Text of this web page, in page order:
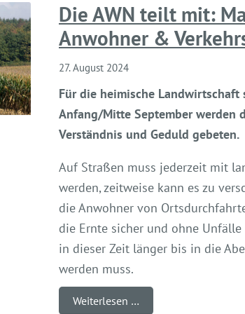
Die AWN teilt mit:
Anwohner &
27. August 2024
Für die heimische
Anfang/Mitte September werden
Verständnis und Geduld gebeten.
Auf Straßen muss jederzeit mit
werden, zeitweise kann es zu
die Anwohner von
die Ernte sicher und ohne Unfälle
in dieser Zeit länger bis in die
werden muss.
Weiterlesen …